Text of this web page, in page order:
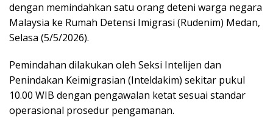
dengan memindahkan satu orang deteni warga negara
Malaysia ke Rumah Detensi Imigrasi (Rudenim) Medan,
Selasa (5/5/2026).
Pemindahan dilakukan oleh Seksi Intelijen dan
Penindakan Keimigrasian (Inteldakim) sekitar pukul
10.00 WIB dengan pengawalan ketat sesuai standar
operasional prosedur pengamanan.